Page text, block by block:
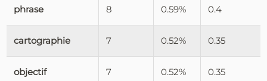
phrase 8 0.59% 0.4
cartographie 7 0.52% 0.35
objectif 7 0.52% 0.35